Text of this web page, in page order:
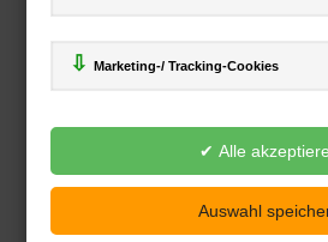
Marketing-/ Tracking-Cookies
Sie haben Fragen?
Fragen.
Ihre Vorteile bei uns
Kostenloser Versand ab 36,- EUR
Sicherer Online Shop und Zahlung mit